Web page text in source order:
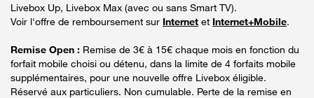
Livebox Up, Livebox Max (avec ou sans Smart TV).
Voir l'offre de remboursement sur Internet et Internet+Mobile.
Remise Open : Remise de 3€ à 15€ chaque mois en fonction du
forfait mobile choisi ou détenu, dans la limite de 4 forfaits mobile
supplémentaires, pour une nouvelle offre Livebox éligible.
Réservé aux particuliers. Non cumulable. Perte de la remise en